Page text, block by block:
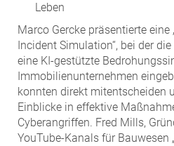
Leben
Marco Gercke präsentierte eine
Incident Simulation“, bei der
eine KI-gestützte
Immobilienunternehmen
konnten direkt mitentscheiden
Einblicke in effektive
Cyberangriffen. Fred Mills,
YouTube-Kanals für Bauwesen